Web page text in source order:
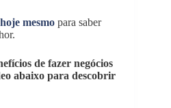
mesmo para saber
de fazer negócios
abaixo para descobrir